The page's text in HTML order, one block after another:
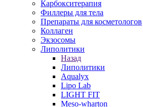
Карбокситерапия
Филлеры для тела
Препараты для косметологов
Коллаген
Экзосомы
Липолитики
Назад
Липолитики
Aqualyx
Lipo Lab
LIGHT FIT
Meso-wharton